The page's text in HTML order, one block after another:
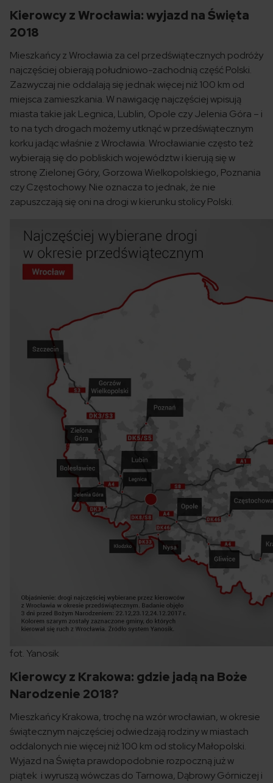
Kierowcy z Wrocławia: wyjazd na Święta
2018
Mieszkańcy z Wrocławia za cel przedświątecznych podróży
najczęściej obierają południowo-zachodnią część Polski.
Zazwyczaj nie oddalają się jednak więcej niż 100 km od
miejsca zamieszkania. W nawigację najczęściej wpisują
miasta takie jak Legnica, Lublin, Opole czy Jelenia Góra – i
to na tych drogach możemy utknąć w przedświątecznym
korku jadąc właśnie z Wrocławia. Wrocławianie często też
wybierają się do pobliskich województw i kierują się w
stronę Zielonej Góry, Gorzowa Wielkopolskiego, Poznania
czy Częstochowy. Nie oznacza to jednak, że nie
zapuszczają się oni na drogi w kierunku stolicy Polski.
fot. Yanosik
Kierowcy z Krakowa: gdzie jadą na Boże
Narodzenie 2018?
Mieszkańcy Krakowa, trochę na wzór wrocławian, w okresie
świątecznym najczęściej odwiedzają rodziny w miastach
oddalonych nie więcej niż 100 km od stolicy Małopolski.
Wyjazd na Święta prawdopodobnie rozpoczną już w
piątek i wyruszą wówczas do Tarnowa, Dąbrowy Górniczej i